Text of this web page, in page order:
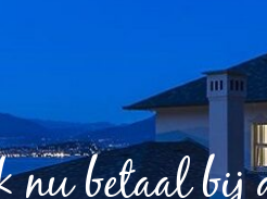
nu betaal bij